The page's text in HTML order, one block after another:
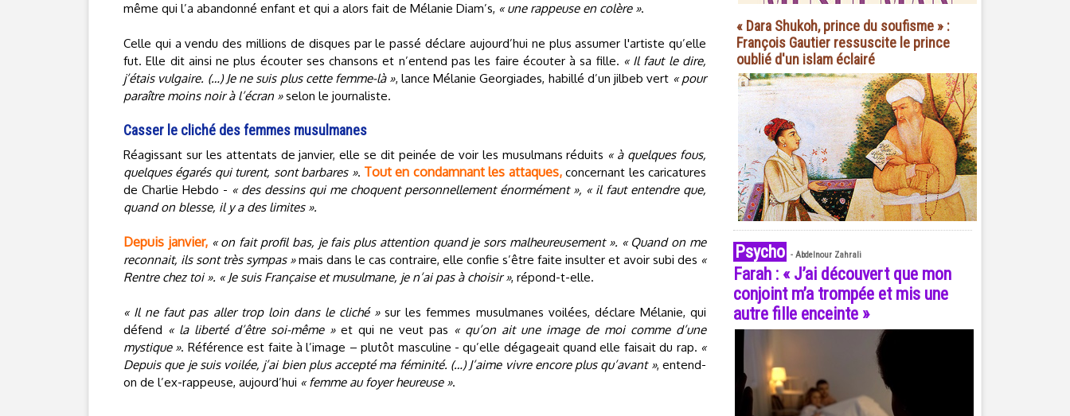
même qui l’a abandonné enfant et qui a alors fait de Mélanie Diam’s, « une rappeuse en colère ».
Celle qui a vendu des millions de disques par le passé déclare aujourd’hui ne plus assumer l'artiste qu’elle
fut. Elle dit ainsi ne plus écouter ses chansons et n’entend pas les faire écouter à sa fille. « Il faut le dire,
j’étais vulgaire. (…) Je ne suis plus cette femme-là », lance Mélanie Georgiades, habillé d’un jilbeb vert « pour
paraître moins noir à l’écran »selon le journaliste.
Casser le cliché des femmes musulmanes
Réagissant sur les attentats de janvier, elle se dit peinée de voir les musulmans réduits « à quelques fous,
quelques égarés qui turent, sont barbares ». Tout en condamnant les attaques,concernant les caricatures
de Charlie Hebdo - « des dessins qui me choquent personnellement énormément », « il faut entendre que,
quand on blesse, il y a des limites ».
Depuis janvier, « on fait profil bas, je fais plus attention quand je sors malheureusement ». « Quand on me
reconnait, ils sont très sympas »mais dans le cas contraire, elle confie s’être faite insulter et avoir subi des «
Rentre chez toi ». « Je suis Française et musulmane, je n’ai pas à choisir », répond-t-elle.
« Il ne faut pas aller trop loin dans le cliché »sur les femmes musulmanes voilées, déclare Mélanie, qui
défend « la liberté d’être soi-même »et qui ne veut pas « qu’on ait une image de moi comme d’une
mystique ». Référence est faite à l’image – plutôt masculine - qu’elle dégageait quand elle faisait du rap. «
Depuis que je suis voilée, j’ai bien plus accepté ma féminité. (…) J’aime vivre encore plus qu’avant », entend-
on de l’ex-rappeuse, aujourd’hui « femme au foyer heureuse ».
« Dara Shukoh, prince du soufisme » :
François Gautier ressuscite le prince
oublié d'un islam éclairé
Psycho - Abdelnour Zahrali
Farah : « J’ai découvert que mon
conjoint m’a trompée et mis une
autre fille enceinte »